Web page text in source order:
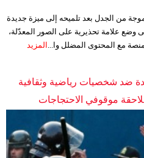
موجة من الجدل بعد تلميحه إلى ميزة جديدة
وضع علامة تحذيرية على الصور المعدّلة،
مع المحتوى المضلل وا... المزيد
ضد شخصيات رياضية وثقافية
موقوفي الاحتجاجات